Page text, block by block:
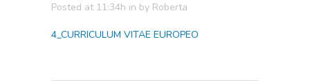
Posted at 11:34h in by Roberta
4_CURRICULUM VITAE EUROPEO